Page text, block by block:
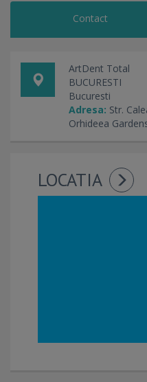
Contact
ArtDent Total
BUCURESTI
Bucuresti
Adresa: Str.
Orhideea
LOCATIA